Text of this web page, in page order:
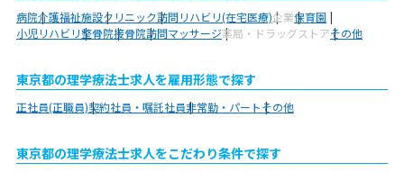
病院介護福祉施設クリニック訪問リハビリ(在宅医療)企業保育園
小児リハビリ整骨院接骨院訪問マッサージ薬局・ドラッグストアその他
東京都の理学療法士求人を雇用形態で探す
正社員(正職員)契約社員・嘱託社員非常勤・パートその他
東京都の理学療法士求人をこだわり条件で探す